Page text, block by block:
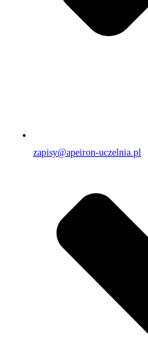
zapisy@apeiron-uczelnia.pl